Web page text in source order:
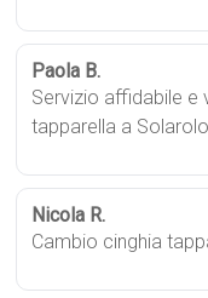
Paola B.
Servizio affidabile e
tapparella a
Nicola R.
Cambio cinghia